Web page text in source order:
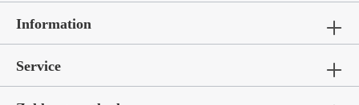
Information
Service